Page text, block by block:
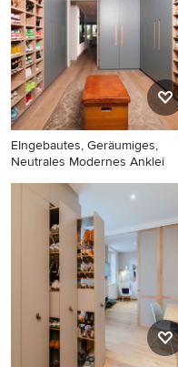
EIngebautes, Geräumiges,
Neutrales Modernes Anklei
EIngebautes, Geräumiges,
Neutrales Modernes
Ankleidezimmer in
Düsseldorf